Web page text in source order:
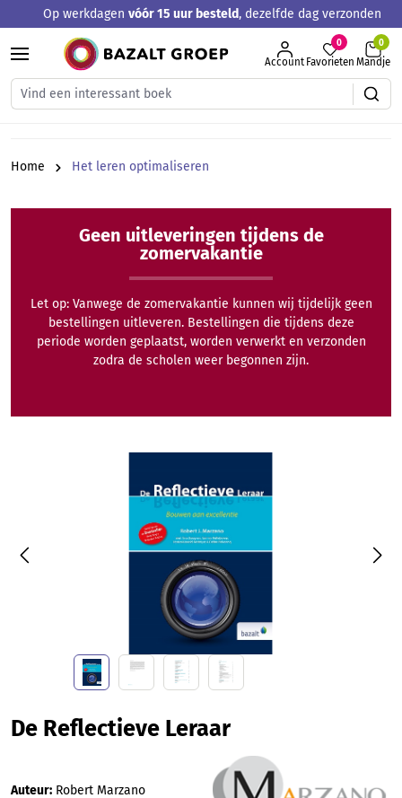
Op werkdagen vóór 15 uur besteld, dezelfde dag verzonden
Account Favorieten Mandje
0
Home Het leren optimaliseren
Geen uitleveringen tijdens de
zomervakantie
Let op: Vanwege de zomervakantie kunnen wij tijdelijk geen
bestellingen uitleveren. Bestellingen die tijdens deze
periode worden geplaatst, worden verwerkt en verzonden
zodra de scholen weer begonnen zijn.
De Reflectieve Leraar
Auteur: Robert Marzano